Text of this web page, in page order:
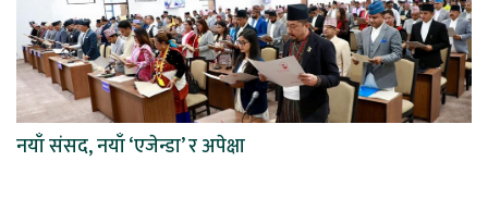
नयाँ संसद, नयाँ ‘एजेन्डा’ र अपेक्षा